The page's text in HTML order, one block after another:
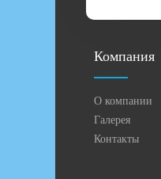
Компания
О компании
Галерея
Контакты